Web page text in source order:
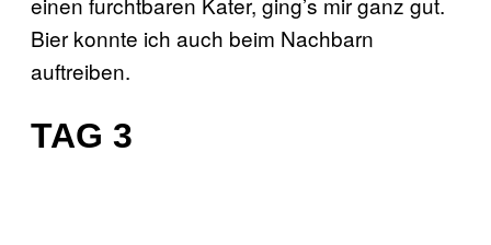
Bier konnte ich auch beim Nachbarn
auftreiben.
TAG 3